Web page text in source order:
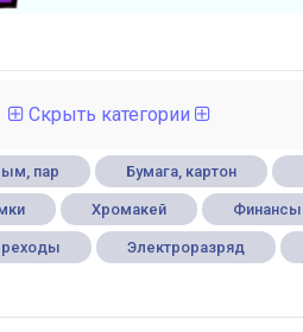
Скрыть категории
пар Бумага, картон
Хромакей Финансы
Электроразряд